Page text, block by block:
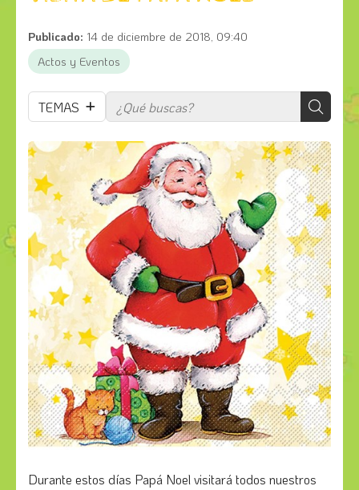
Publicado: 14 de diciembre de 2018, 09:40
Actos y Eventos
TEMAS
Durante estos días Papá Noel visitará todos nuestros